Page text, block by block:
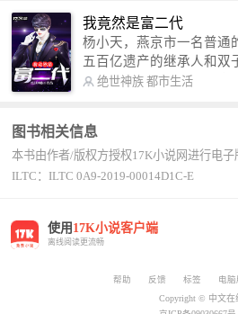
勾搭各色美女，镇压恶鬼邪神。 江湖
尘一到，地吼天啸。龙尘
故事纯属虚构，如有雷同
号入座，抓紧时间进群：
平凡魔术师,或者搜索：
我竟然是富二代
杨小天，燕京市一名普通
五百亿遗产的继承人和双
书，给我定制一套百亿富翁
呢？” “回杨总，开车太堵，已经给你安排了直升
机。” 从此，开启杨小天的百亿富翁之旅，只有他不
敢想的，没有秘书办不到
绝世神族 都市生活
图书相关信息
本书由作者/版权方授权17K小说网进行电子
ILTC：ILTC 0A9-2019-00014D1C-E
使用 17K小说客户端
离线阅读更流畅
帮助 反馈 标签 电脑
Copyright © 中文在